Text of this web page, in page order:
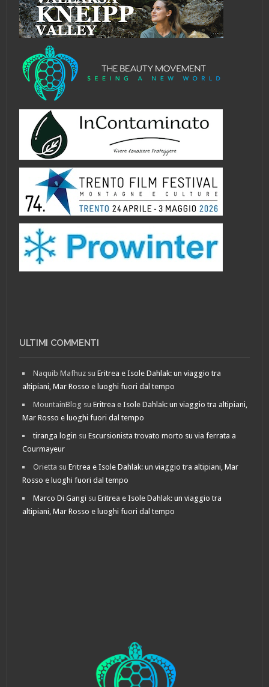
ULTIMI COMMENTI
Naquib Mafhuz suEritrea e Isole Dahlak: un viaggio tra
altipiani, Mar Rosso e luoghi fuori dal tempo
MountainBlog suEritrea e Isole Dahlak: un viaggio tra altipiani,
Mar Rosso e luoghi fuori dal tempo
tiranga login suEscursionista trovato morto su via ferrata a
Courmayeur
Orietta suEritrea e Isole Dahlak: un viaggio tra altipiani, Mar
Rosso e luoghi fuori dal tempo
Marco Di Gangi suEritrea e Isole Dahlak: un viaggio tra
altipiani, Mar Rosso e luoghi fuori dal tempo